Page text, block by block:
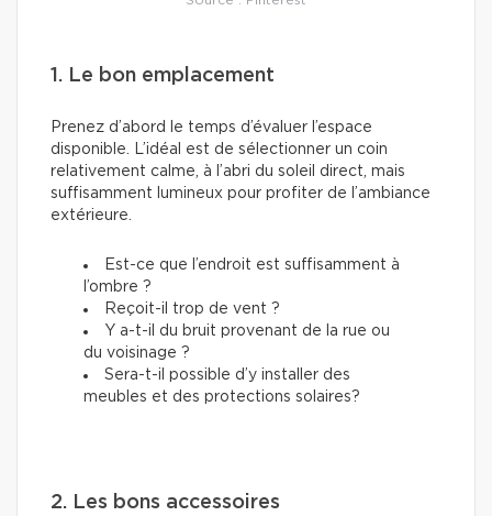
1. Le bon emplacement
Prenez d’abord le temps d’évaluer l’espace
disponible. L’idéal est de sélectionner un coin
relativement calme, à l’abri du soleil direct, mais
suffisamment lumineux pour profiter de l’ambiance
extérieure.
Est-ce que l’endroit est suffisamment à
l’ombre ?
Reçoit-il trop de vent ?
Y a-t-il du bruit provenant de la rue ou
du voisinage ?
Sera-t-il possible d’y installer des
meubles et des protections solaires?
2. Les bons accessoires